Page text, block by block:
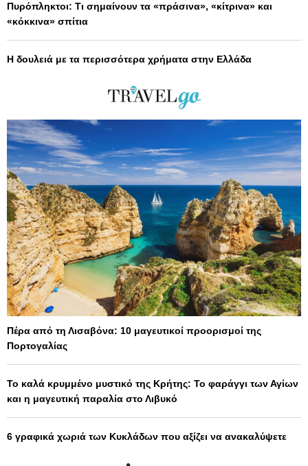
Πυρόπληκτοι: Τι σημαίνουν τα «πράσινα», «κίτρινα» και
«κόκκινα» σπίτια
Η δουλειά με τα περισσότερα χρήματα στην Ελλάδα
Πέρα από τη Λισαβόνα: 10 μαγευτικοί προορισμοί της
Πορτογαλίας
Το καλά κρυμμένο μυστικό της Κρήτης: Το φαράγγι των Αγίων
και η μαγευτική παραλία στο Λιβυκό
6 γραφικά χωριά των Κυκλάδων που αξίζει να ανακαλύψετε